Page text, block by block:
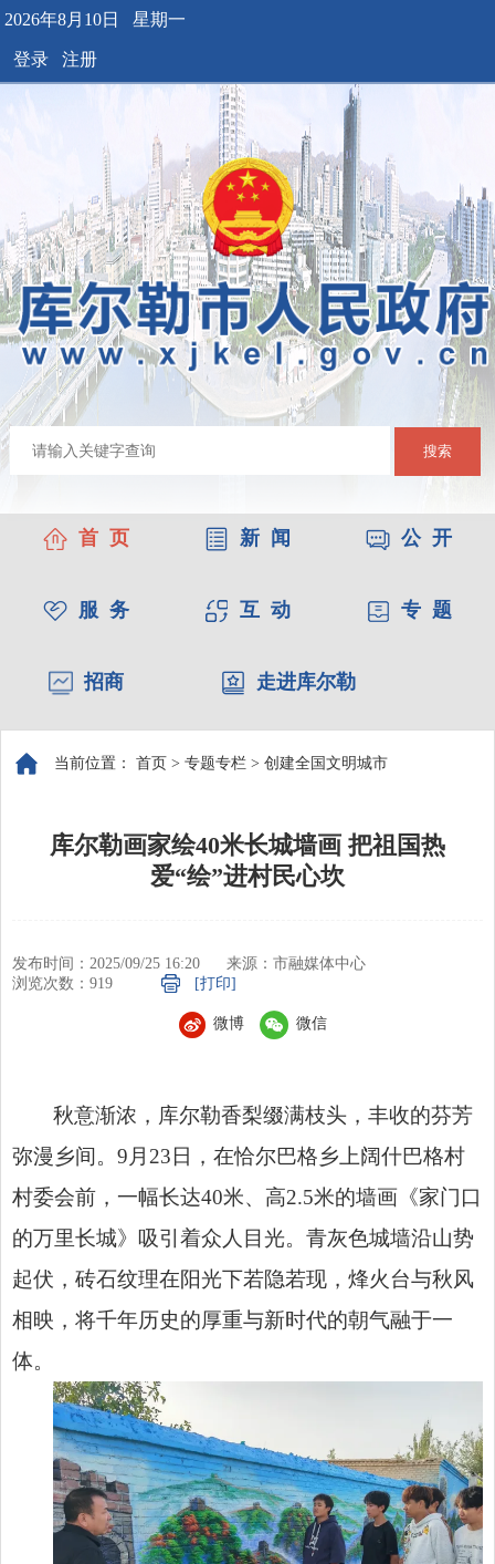
2026年8月10日 星期一
登录 注册
搜索
首 页 新 闻 公 开
服 务 互 动 专 题
招商 走进库尔勒
当前位置： 首页 > 专题专栏 > 创建全国文明城市
库尔勒画家绘40米长城墙画 把祖国热
爱“绘”进村民心坎
发布时间：2025/09/25 16:20
来源：市融媒体中心
浏览次数： 919 [打印]
微博 微信
秋意渐浓，库尔勒香梨缀满枝头，丰收的芬芳
弥漫乡间。9月23日，在恰尔巴格乡上阔什巴格村
村委会前，一幅长达40米、高2.5米的墙画《家门口
的万里长城》吸引着众人目光。青灰色城墙沿山势
起伏，砖石纹理在阳光下若隐若现，烽火台与秋风
相映，将千年历史的厚重与新时代的朝气融于一
体。